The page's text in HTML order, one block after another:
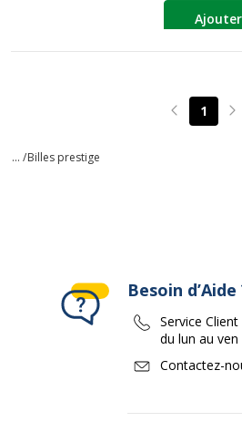
Page1
... /Billes prestige
Besoin d’Aide
Service Client
du lun au
Contactez-